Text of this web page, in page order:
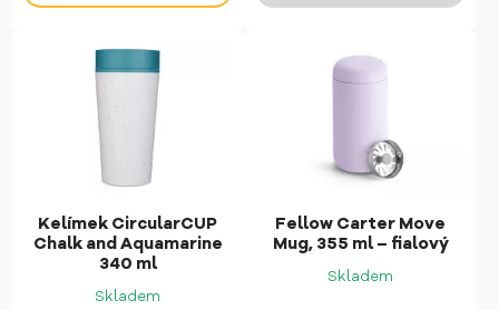
Kelímek CircularCUP
Chalk and Aquamarine
340 ml
Skladem
Fellow Carter Move
Mug, 355 ml – fialový
Skladem